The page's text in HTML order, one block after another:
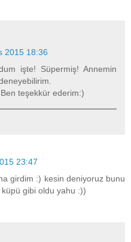
2015 18:36
işte! Süpermiş! Annemin
teşekkür ederim:)
23:47
girdim :) kesin deniyoruz bunu
gibi oldu yahu :))